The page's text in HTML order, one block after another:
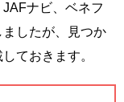
ナビ、ベネフ
したが、見つか
ておきます。